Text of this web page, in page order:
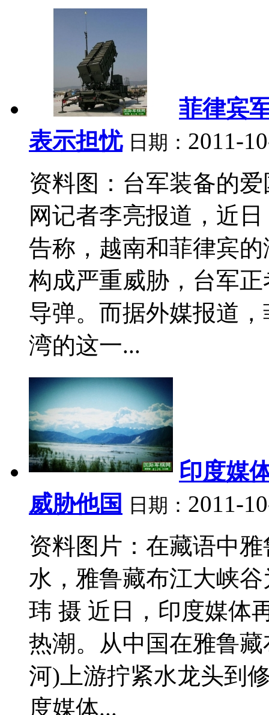
菲律宾
表示担忧 日期： 2011-
资料图：台军装备的
网记者李亮报道，近
告称，越南和菲律宾
构成严重威胁，台军
导弹。而据外媒报道
湾的这一...
印度媒
威胁他国
日期： 2011-
资料图片：在藏语中
水，雅鲁藏布江大峡
玮 摄 近日，印度媒体
热潮。从中国在雅鲁
河)上游拧紧水龙头到
度媒体...